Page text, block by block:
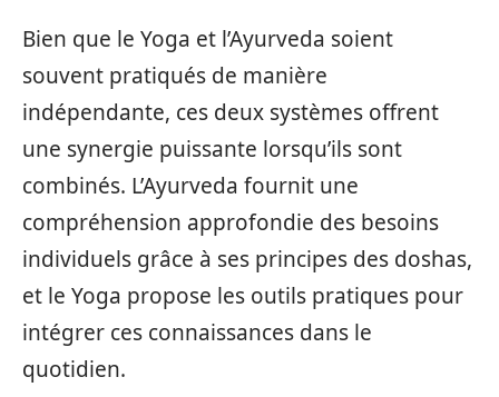
Bien que le Yoga et l’Ayurveda soient
souvent pratiqués de manière
indépendante, ces deux systèmes offrent
une synergie puissante lorsqu’ils sont
combinés. L’Ayurveda fournit une
compréhension approfondie des besoins
individuels grâce à ses principes des doshas,
et le Yoga propose les outils pratiques pour
intégrer ces connaissances dans le
quotidien.